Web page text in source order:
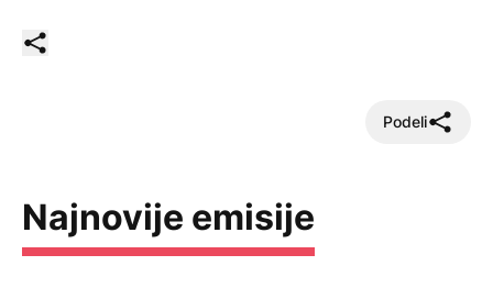
Podeli ovaj članak
Podeli
Najnovije emisije